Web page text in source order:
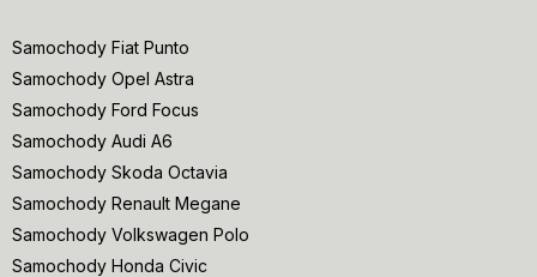
Samochody Fiat Punto
Samochody Opel Astra
Samochody Ford Focus
Samochody Audi A6
Samochody Skoda Octavia
Samochody Renault Megane
Samochody Volkswagen Polo
Samochody Honda Civic